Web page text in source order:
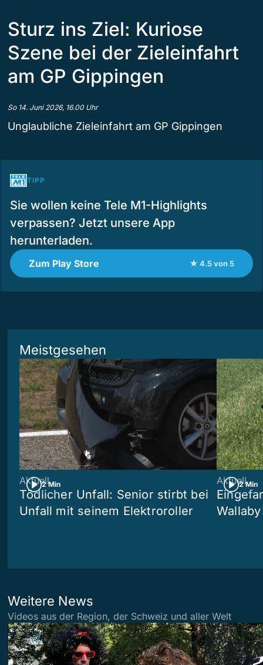
Sturz ins Ziel: Kuriose
Szene bei der Zieleinfahrt
am GP Gippingen
So 14. Juni 2026, 16.00 Uhr
Unglaubliche Zieleinfahrt am GP Gippingen
TIPP
Sie wollen keine Tele M1-Highlights
verpassen? Jetzt unsere App
herunterladen.
Zum Play Store ★ 4.5 von 5
Meistgesehen
2 Min
Aktuell
Tödlicher Unfall: Senior stirbt bei
Unfall mit seinem Elektroroller
2 Min
Aktuell
Weitere News
Videos aus der Region, der Schweiz und aller Welt